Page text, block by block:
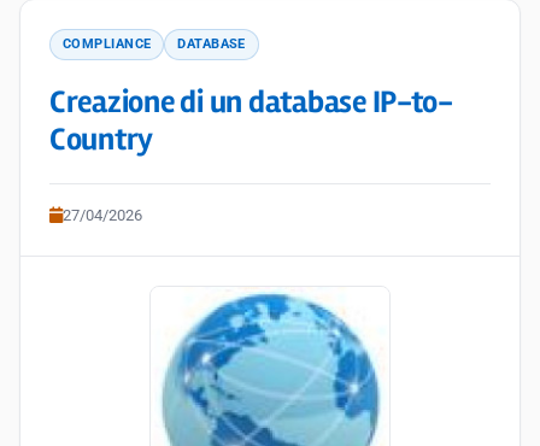
COMPLIANCE DATABASE
Creazione di un database IP-to-
Country
27/04/2026